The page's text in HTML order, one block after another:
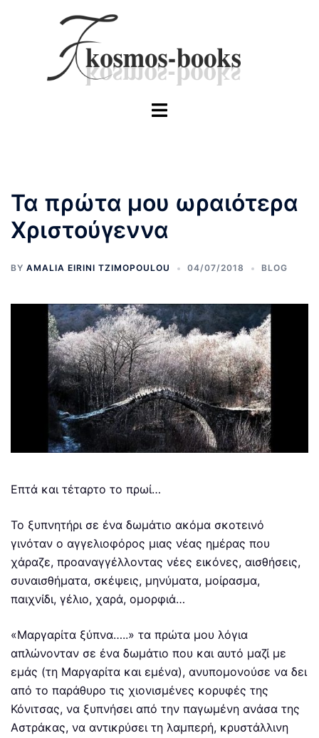
Toggle
Τα πρώτα μου ωραιότερα
Χριστούγεννα
BY AMALIA EIRINI TZIMOPOULOU 04/07/2018 BLOG
Επτά και τέταρτο το πρωί…
Το ξυπνητήρι σε ένα δωμάτιο ακόμα σκοτεινό
γινόταν ο αγγελιοφόρος μιας νέας ημέρας που
χάραζε, προαναγγέλλοντας νέες εικόνες, αισθήσεις,
συναισθήματα, σκέψεις, μηνύματα, μοίρασμα,
παιχνίδι, γέλιο, χαρά, ομορφιά…
«Μαργαρίτα ξύπνα…..» τα πρώτα μου λόγια
απλώνονταν σε ένα δωμάτιο που και αυτό μαζί με
εμάς (τη Μαργαρίτα και εμένα), ανυπομονούσε να δει
από το παράθυρο τις χιονισμένες κορυφές της
Κόνιτσας, να ξυπνήσει από την παγωμένη ανάσα της
Αστράκας, να αντικρύσει τη λαμπερή, κρυστάλλινη